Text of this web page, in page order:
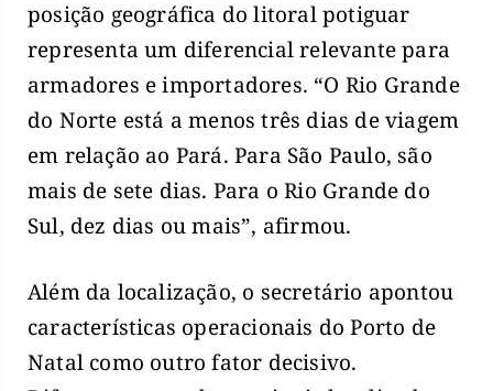
posição geográfica do litoral potiguar
representa um diferencial relevante para
armadores e importadores. “O Rio Grande
do Norte está a menos três dias de viagem
em relação ao Pará. Para São Paulo, são
mais de sete dias. Para o Rio Grande do
Sul, dez dias ou mais”, afirmou.
Além da localização, o secretário apontou
características operacionais do Porto de
Natal como outro fator decisivo.